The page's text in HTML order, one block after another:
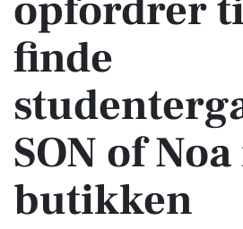
finde
SON of
butikken